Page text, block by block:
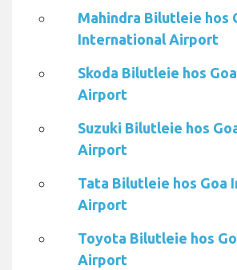
Mahindra Bilutleie hos
International Airport
Skoda Bilutleie hos
Airport
Suzuki Bilutleie hos
Airport
Tata Bilutleie hos Goa
Airport
Toyota Bilutleie hos
Airport